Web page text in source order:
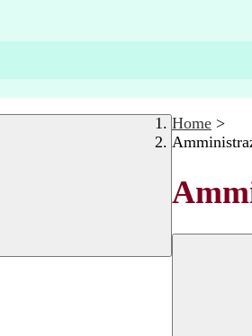
Home >